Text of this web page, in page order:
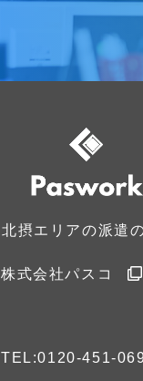
北摂エリアの派遣
株式会社パスコ
TEL:0120-451-069